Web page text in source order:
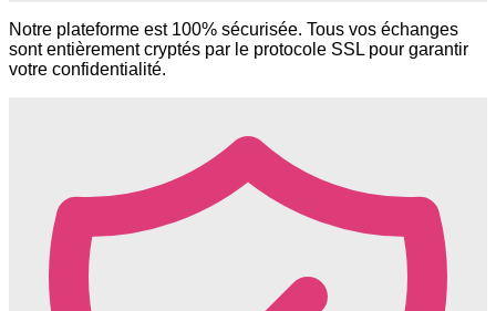
Notre plateforme est 100% sécurisée. Tous vos échanges
sont entièrement cryptés par le protocole SSL pour garantir
votre confidentialité.